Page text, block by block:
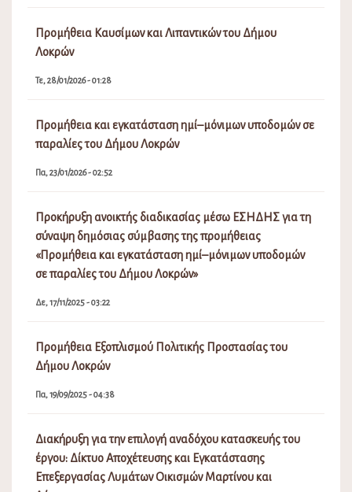
Προμήθεια Καυσίμων και Λιπαντικών του Δήμου
Λοκρών
Τε, 28/01/2026 - 01:28
Προμήθεια και εγκατάσταση ημί–μόνιμων υποδομών σε
παραλίες του Δήμου Λοκρών
Πα, 23/01/2026 - 02:52
Προκήρυξη ανοικτής διαδικασίας μέσω ΕΣΗΔΗΣ για τη
σύναψη δημόσιας σύμβασης της προμήθειας
«Προμήθεια και εγκατάσταση ημί–μόνιμων υποδομών
σε παραλίες του Δήμου Λοκρών»
Δε, 17/11/2025 - 03:22
Προμήθεια Εξοπλισμού Πολιτικής Προστασίας του
Δήμου Λοκρών
Πα, 19/09/2025 - 04:38
Διακήρυξη για την επιλογή αναδόχου κατασκευής του
έργου: Δίκτυο Αποχέτευσης και Εγκατάστασης
Επεξεργασίας Λυμάτων Οικισμών Μαρτίνου και